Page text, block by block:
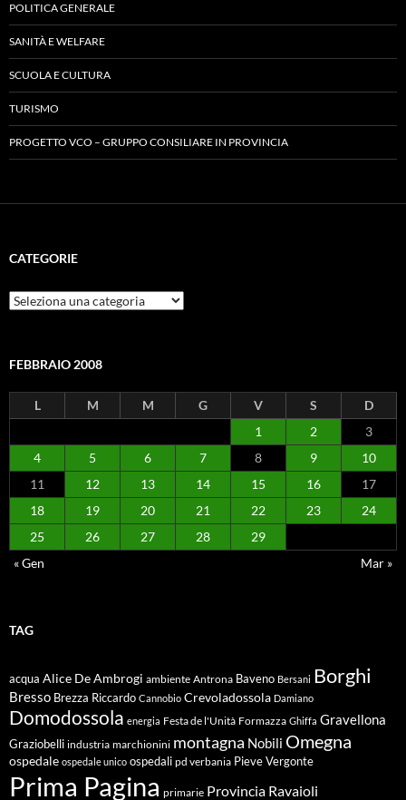
POLITICA GENERALE
SANITÀ E WELFARE
SCUOLA E CULTURA
TURISMO
PROGETTO VCO – GRUPPO CONSILIARE IN PROVINCIA
CATEGORIE
Categorie
FEBBRAIO 2008
L M M G V S
D
1
2
3
4
5 6 7 8 9
10
11
12 13 14 15 16
17
18
19 20 21 22 23
24
25
26 27 28
29
« Gen
Mar »
TAG
acqua Alice De Ambrogi ambiente Antrona Baveno Bersani Borghi
Bresso Brezza Riccardo Cannobio Crevoladossola Damiano
Domodossola energia Festa de l'Unità Formazza Ghiffa Gravellona
Graziobelli industria marchionini montagna Nobili Omegna
ospedale ospedale unico ospedali pd verbania Pieve Vergonte
Prima Pagina primarie Provincia Ravaioli